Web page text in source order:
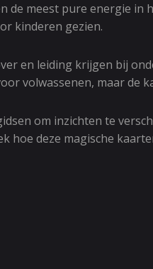
meest pure energie in
kinderen gezien.
en leiding krijgen bij
volwassenen, maar de
om inzichten te
hoe deze magische